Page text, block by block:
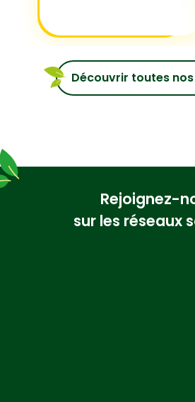
Découvrir toutes
Rejoignez-
sur les réseaux